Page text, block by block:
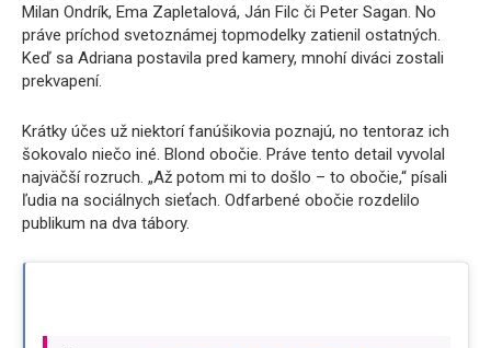
Milan Ondrík, Ema Zapletalová, Ján Filc či Peter Sagan. No
práve príchod svetoznámej topmodelky zatienil ostatných.
Keď sa Adriana postavila pred kamery, mnohí diváci zostali
prekvapení.
Krátky účes už niektorí fanúšikovia poznajú, no tentoraz ich
šokovalo niečo iné. Blond obočie. Práve tento detail vyvolal
najväčší rozruch. „Až potom mi to došlo – to obočie,“ písali
ľudia na sociálnych sieťach. Odfarbené obočie rozdelilo
publikum na dva tábory.